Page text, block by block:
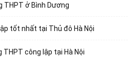
ở Bình Dương
tốt nhất tại Thủ đô Hà Nội
công lập tại Hà Nội